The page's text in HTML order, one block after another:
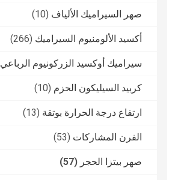
صهر السيراميك الألياف (10)
أكسيد الألومنيوم السيراميك (266)
سيراميك أوكسيد الزركونيوم الرباعي
كربيد السيليكون الحزم (10)
ارتفاع درجة الحرارة بوتقة (13)
الفرن المشاركات (53)
صهر بيتزا الحجر (57)